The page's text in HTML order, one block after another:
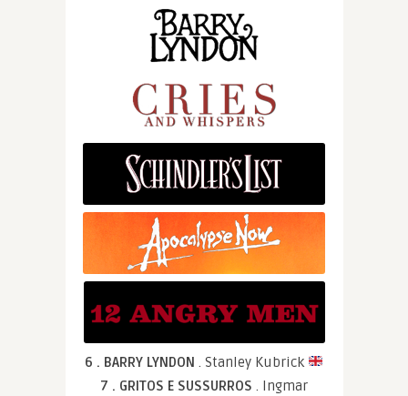
6 . BARRY LYNDON . Stanley Kubrick
7 . GRITOS E SUSSURROS . Ingmar